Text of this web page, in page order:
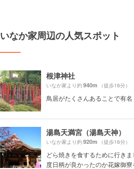
いなか家周辺の人気スポット
根津神社
いなか家より約940m （徒歩16分）
鳥居がたくさんあることで有名
湯島天満宮（湯島天神）
いなか家より約920m （徒歩16分）
どら焼きを食するために行き
度日柄が良かったのか花嫁御寮